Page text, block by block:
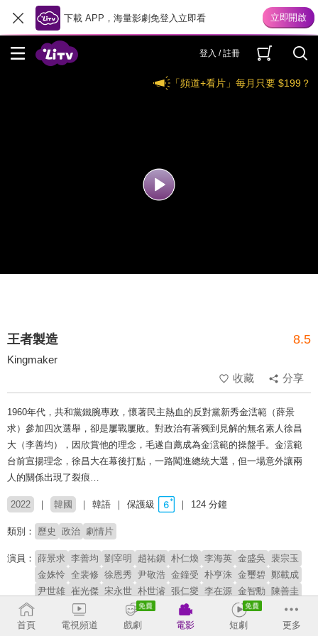
下載 APP，海量影劇免登入立即看
登入 / 註冊
「頻道+看片」每月只要 $199？
王者製造 8.5
Kingmaker
收藏
分享
1960年代，共和黨鐵腕專政，懷著民主熱血的反對黨新秀金澐範（薛景
求）參加四次選舉，卻是屢戰屢敗。對政治有著獨到見解的無名素人徐昌
大（李善均），因欣賞他的理念，毛遂自薦成為金澐範的操盤手。金澐範
台前宣揚理念，徐昌大在幕後打點，一路闖進總統大選，但一場意外讓兩
人的關係出現了裂痕…
2022 韓國 韓語 保護級 124 分鐘
類別： 歷史 政治 劇情片
演員： 薛景求 李善均 劉宰明 趙祐鎭 朴仁煥 李海英 金盛吳
裴宗玉
金姝怜 全裴修 徐恩秀 尹敬浩 金鐘受 朴亨洙 金璽碧 鄭載成
尹世雄 崔光傑 宋永世 朴世濬 張仁燮 李在源 金智勳
陳善圭
首頁 電視頻道 戲劇 電影 短劇 更多